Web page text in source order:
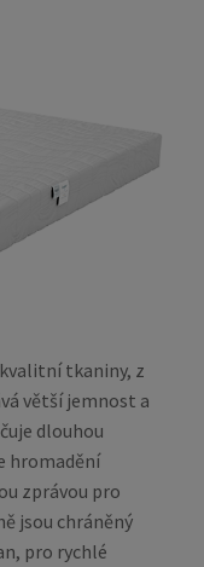
tkaniny, z
větší jemnost a
dlouhou
hromadění
zprávou pro
jsou chráněný
pro rychlé